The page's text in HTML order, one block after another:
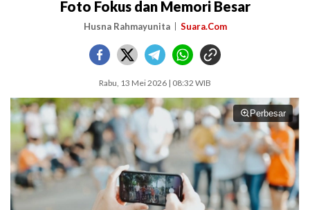
Foto Fokus dan Memori Besar
Husna Rahmayunita Suara.Com
Rabu, 13 Mei 2026 | 08:32 WIB
Perbesar